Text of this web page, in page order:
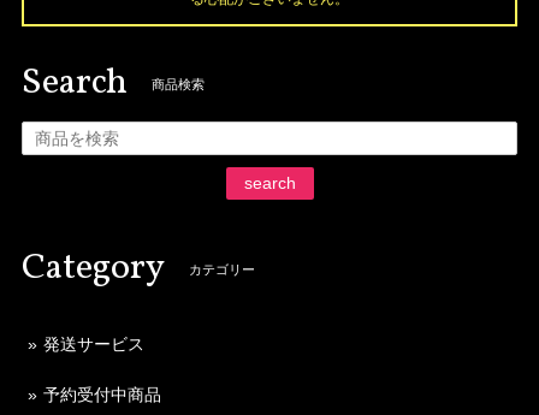
Search 商品検索
search
Category カテゴリー
発送サービス
予約受付中商品